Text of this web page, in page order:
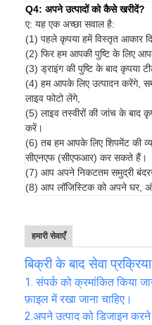
Q4: अपने उत्पादों को कैसे खरीदें?
ए: यह एक अच्छा सवाल है:
(1) पहले कृपया हमें विस्तृत आकार
(2) फिर हम आपकी पुष्टि के लिए
(3) ड्राइंग की पुष्टि के बाद कृपया
(4) हम आपके लिए उत्पादन करेंगे,
लाइव फोटो लेंगे,
(5) लाइव तस्वीरों की जांच के बाद
करें।
(6) तब हम आपके लिए शिपमेंट की
सीएनएफ (सीएफआर) कर सकते हैं।
(7) आप अपने निकटतम समुद्री
(8) आप लॉजिस्टिक को अपने घर,
हमारी सेवाएँ
बिक्री के बाद सेवा
1. संपर्क को क्रमांकित किया
फ़ाइल में रखा जाना चाहिए।
2.अपने उत्पाद को डिजाइन